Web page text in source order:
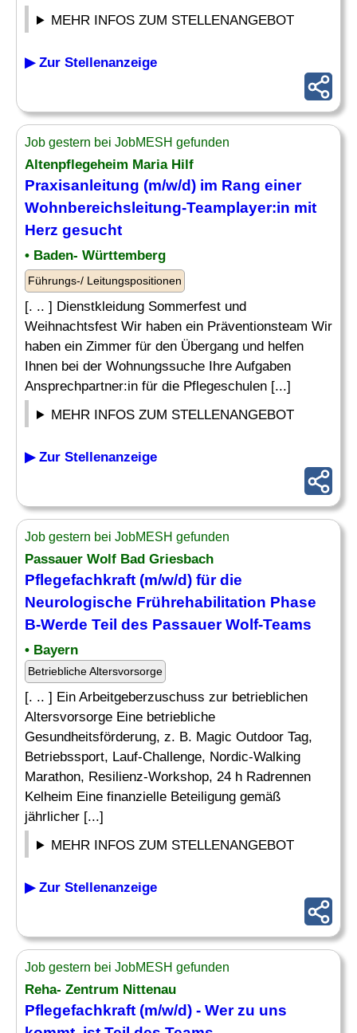
MEHR INFOS ZUM STELLENANGEBOT
▶ Zur Stellenanzeige
Job gestern bei JobMESH gefunden
Altenpflegeheim Maria Hilf
Praxisanleitung (m/w/d) im Rang einer
Wohnbereichsleitung-Teamplayer:in mit
Herz gesucht
• Baden- Württemberg
Führungs-/ Leitungspositionen
[. .. ] Dienstkleidung Sommerfest und
Weihnachtsfest Wir haben ein Präventionsteam Wir
haben ein Zimmer für den Übergang und helfen
Ihnen bei der Wohnungssuche Ihre Aufgaben
Ansprechpartner:in für die Pflegeschulen [...]
MEHR INFOS ZUM STELLENANGEBOT
▶ Zur Stellenanzeige
Job gestern bei JobMESH gefunden
Passauer Wolf Bad Griesbach
Pflegefachkraft (m/w/d) für die
Neurologische Frührehabilitation Phase
B-Werde Teil des Passauer Wolf-Teams
• Bayern
Betriebliche Altersvorsorge
[. .. ] Ein Arbeitgeberzuschuss zur betrieblichen
Altersvorsorge Eine betriebliche
Gesundheitsförderung, z. B. Magic Outdoor Tag,
Betriebssport, Lauf-Challenge, Nordic-Walking
Marathon, Resilienz-Workshop, 24 h Radrennen
Kelheim Eine finanzielle Beteiligung gemäß
jährlicher [...]
MEHR INFOS ZUM STELLENANGEBOT
▶ Zur Stellenanzeige
Job gestern bei JobMESH gefunden
Reha- Zentrum Nittenau
Pflegefachkraft (m/w/d) - Wer zu uns